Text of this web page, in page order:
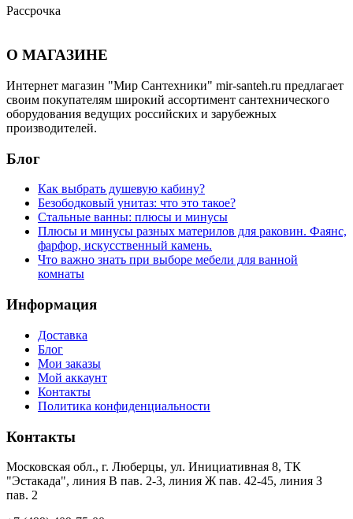
Рассрочка
О МАГАЗИНЕ
Интернет магазин "Мир Сантехники" mir-santeh.ru предлагает
своим покупателям широкий ассортимент сантехнического
оборудования ведущих российских и зарубежных
производителей.
Блог
Как выбрать душевую кабину?
Безободковый унитаз: что это такое?
Стальные ванны: плюсы и минусы
Плюсы и минусы разных материлов для раковин. Фаянс,
фарфор, искусственный камень.
Что важно знать при выборе мебели для ванной
комнаты
Информация
Доставка
Блог
Мои заказы
Мой аккаунт
Контакты
Политика конфиденциальности
Контакты
Московская обл., г. Люберцы, ул. Инициативная 8, ТК
"Эстакада", линия В пав. 2-3, линия Ж пав. 42-45, линия З
пав. 2